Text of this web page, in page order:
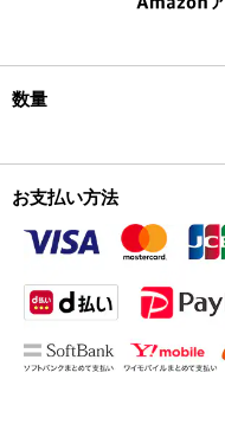
数量
お支払い方法